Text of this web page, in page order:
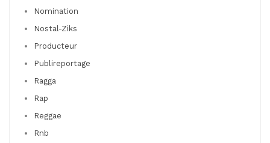
Nomination
Nostal-Ziks
Producteur
Publireportage
Ragga
Rap
Reggae
Rnb